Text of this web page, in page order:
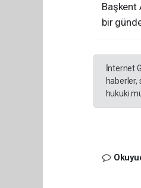
Başkent
bir
İnternet
hukuki